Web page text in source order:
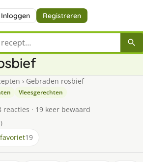
Inloggen Registreren
recept
› Gebraden rosbief
Vleesgerechten
reacties · 19 keer bewaard
19